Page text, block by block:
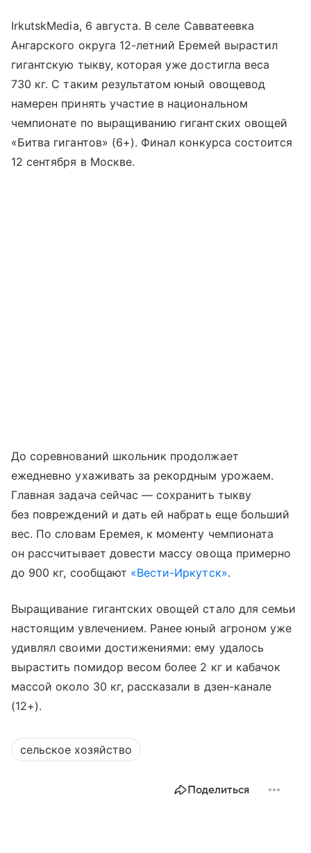
IrkutskMedia, 6 августа. В селе Савватеевка
Ангарского округа 12-летний Еремей вырастил
гигантскую тыкву, которая уже достигла веса
730 кг. С таким результатом юный овощевод
намерен принять участие в национальном
чемпионате по выращиванию гигантских овощей
«Битва гигантов» (6+). Финал конкурса состоится
12 сентября в Москве.
До соревнований школьник продолжает
ежедневно ухаживать за рекордным урожаем.
Главная задача сейчас — сохранить тыкву
без повреждений и дать ей набрать еще больший
вес. По словам Еремея, к моменту чемпионата
он рассчитывает довести массу овоща примерно
до 900 кг, сообщают «Вести-Иркутск».
Выращивание гигантских овощей стало для семьи
настоящим увлечением. Ранее юный агроном уже
удивлял своими достижениями: ему удалось
вырастить помидор весом более 2 кг и кабачок
массой около 30 кг, рассказали в дзен-канале
(12+).
сельское хозяйство
Поделиться